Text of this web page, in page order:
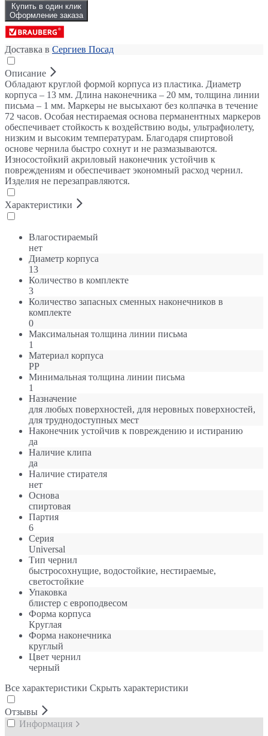
Купить в один клик
Оформление заказа
Доставка в Сергиев Посад
Описание
Обладают круглой формой корпуса из пластика. Диаметр
корпуса – 13 мм. Длина наконечника – 20 мм, толщина линии
письма – 1 мм. Маркеры не высыхают без колпачка в течение
72 часов. Особая нестираемая основа перманентных маркеров
обеспечивает стойкость к воздействию воды, ультрафиолету,
низким и высоким температурам. Благодаря спиртовой
основе чернила быстро сохнут и не размазываются.
Износостойкий акриловый наконечник устойчив к
повреждениям и обеспечивает экономный расход чернил.
Изделия не перезаправляются.
Характеристики
Влагостираемый
нет
Диаметр корпуса
13
Количество в комплекте
3
Количество запасных сменных наконечников в
комплекте
0
Максимальная толщина линии письма
1
Материал корпуса
РР
Минимальная толщина линии письма
1
Назначение
для любых поверхностей, для неровных поверхностей,
для труднодоступных мест
Наконечник устойчив к повреждению и истиранию
да
Наличие клипа
да
Наличие стирателя
нет
Основа
спиртовая
Партия
6
Серия
Universal
Тип чернил
быстросохнущие, водостойкие, нестираемые,
светостойкие
Упаковка
блистер с европодвесом
Форма корпуса
Круглая
Форма наконечника
круглый
Цвет чернил
черный
Все характеристики Скрыть характеристики
Отзывы
Информация